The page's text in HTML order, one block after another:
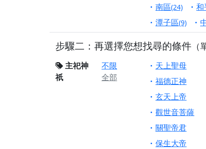
【桃園慈善宮(
是「超級加倍」
【台北北投 福
【桃園龜山 慈
【桃園龜山 慈
【新北八里 紫
【台北北投金
【新北八里 紫
【桃園新屋 深
【桃園新屋 深
南區(24) 和
潭子區(9)
步驟二：再選擇您想找尋的條件 （
主祀神
祇
不限
全部
天上聖母
福德正神
玄天上帝
觀世音菩薩
關聖帝君
保生大帝